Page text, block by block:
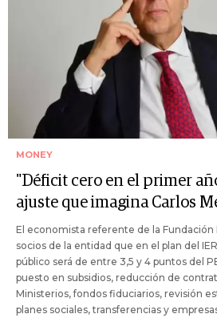
MONEY
"Déficit cero en el primer
ajuste que imagina Carlos
El economista referente de la
socios de la entidad que en el plan del
público será de entre 3,5 y 4 puntos del
puesto en subsidios, reducción de
Ministerios, fondos fiduciarios, revisión
planes sociales, transferencias y